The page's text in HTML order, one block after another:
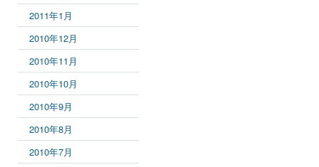
2011年1月
2010年12月
2010年11月
2010年10月
2010年9月
2010年8月
2010年7月